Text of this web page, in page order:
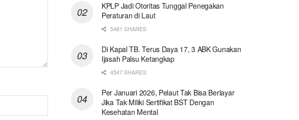
KPLP Jadi Otoritas Tunggal Penegakan
Peraturan di Laut
5481 SHARES
Di Kapal TB. Terus Daya 17, 3 ABK Gunakan
Ijasah Palsu Ketangkap
4547 SHARES
Per Januari 2026, Pelaut Tak Bisa Berlayar
Jika Tak Miliki Sertifikat BST Dengan
Kesehatan Mental